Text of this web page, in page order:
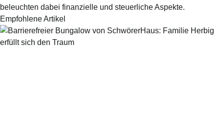
beleuchten dabei finanzielle und steuerliche Aspekte.
Empfohlene Artikel